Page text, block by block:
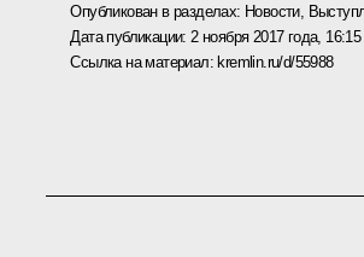
Опубликован в разделах: Новости,
Дата публикации: 2 ноября 2017 года, 16:15
Ссылка на материал: kremlin.ru/d/55988